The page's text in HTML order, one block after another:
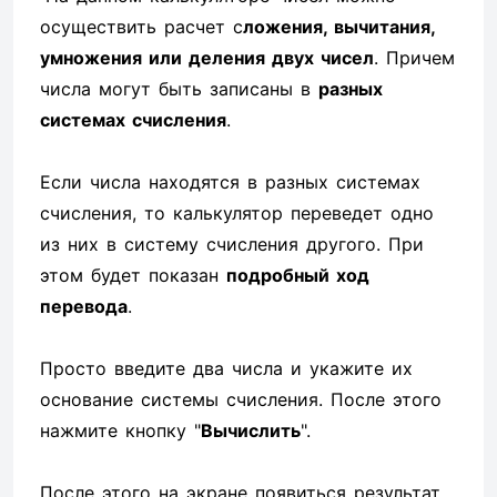
осуществить расчет сложения, вычитания,
умножения или деления двух чисел. Причем
числа могут быть записаны в разных
системах счисления.
Если числа находятся в разных системах
счисления, то калькулятор переведет одно
из них в систему счисления другого. При
этом будет показан подробный ход
перевода.
Просто введите два числа и укажите их
основание системы счисления. После этого
нажмите кнопку "Вычислить".
После этого на экране появиться результат